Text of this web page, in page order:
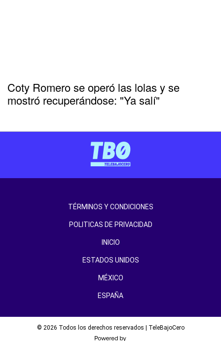
Coty Romero se operó las lolas y se
mostró recuperándose: "Ya salí"
TÉRMINOS Y CONDICIONES
POLITICAS DE PRIVACIDAD
INICIO
ESTADOS UNIDOS
MÉXICO
ESPAÑA
© 2026 Todos los derechos reservados | TeleBajoCero